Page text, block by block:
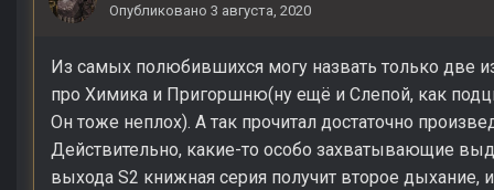
Опубликовано 3 августа, 2020
Из самых полюбившихся могу назвать только две
про Химика и Пригоршню(ну ещё и Слепой, как
Он тоже неплох). А так прочитал достаточно
Действительно, какие-то особо захватывающие
выхода S2 книжная серия получит второе дыхание,